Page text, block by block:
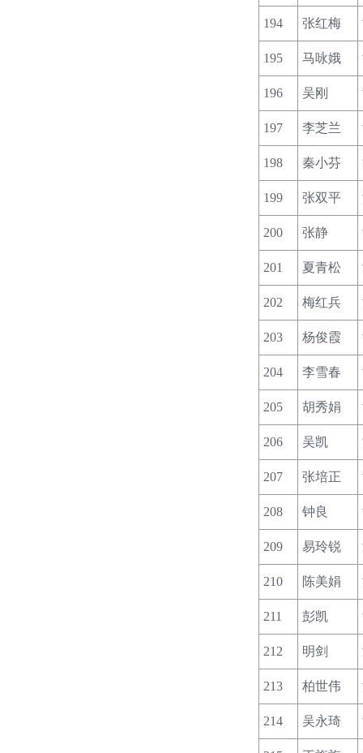
194 张红梅
195 马咏娥
196 吴刚
197 李芝兰
198 秦小芬
199 张双平
200 张静
201 夏青松
202 梅红兵
203 杨俊霞
204 李雪春
205 胡秀娟
206 吴凯
207 张培正
208 钟良
209 易玲锐
210 陈美娟
211 彭凯
212 明剑
213 柏世伟
214 吴永琦